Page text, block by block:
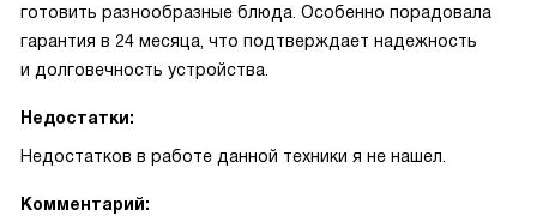
готовить разнообразные блюда. Особенно порадовала
гарантия в 24 месяца, что подтверждает надежность
и долговечность устройства.
Недостатки:
Недостатков в работе данной техники я не нашел.
Комментарий: